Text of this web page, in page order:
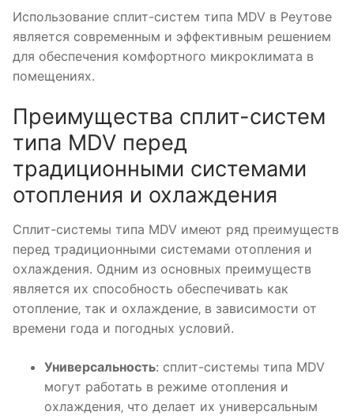
Использование сплит-систем типа MDV в Реутове
является современным и эффективным решением
для обеспечения комфортного микроклимата в
помещениях.
Преимущества сплит-систем
типа MDV перед
традиционными системами
отопления и охлаждения
Сплит-системы типа MDV имеют ряд преимуществ
перед традиционными системами отопления и
охлаждения. Одним из основных преимуществ
является их способность обеспечивать как
отопление‚ так и охлаждение‚ в зависимости от
времени года и погодных условий.
Универсальность: сплит-системы типа MDV
могут работать в режиме отопления и
охлаждения‚ что делает их универсальным